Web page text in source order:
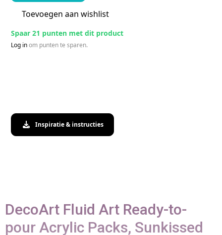
Toevoegen aan wishlist
Spaar 21 punten met dit product
Log inom punten te sparen.
Inspiratie & instructies
DecoArt Fluid Art Ready-to-
pour Acrylic Packs, Sunkissed